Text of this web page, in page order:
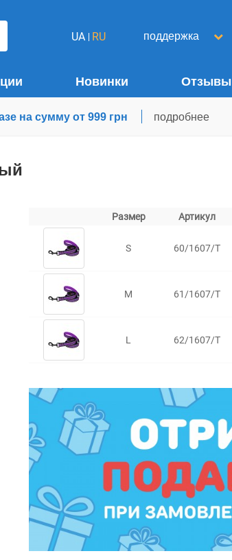
UA RU поддержка
Новинки Отзывы
на сумму от 999 грн подробнее
Размер Артикул
S 60/1607/Т
M 61/1607/Т
L 62/1607/Т